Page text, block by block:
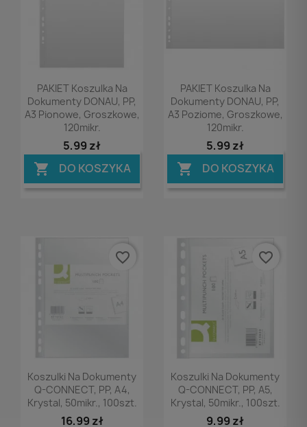
Podgląd
PAKIET Koszulka Na
Dokumenty DONAU, PP,
A3 Pionowe, Groszkowe,
120mikr.
5,99 zł
 DO KOSZYKA
Podgląd
PAKIET Koszulka Na
Dokumenty DONAU, PP,
A3 Poziome, Groszkowe,
120mikr.
5,99 zł
 DO KOSZYKA
 Podgląd
Koszulki Na Dokumenty
Q-CONNECT, PP, A4,
Krystal, 50mikr., 100szt.
16,99 zł
favorite_border
 Podgląd
Koszulki Na Dokumenty
Q-CONNECT, PP, A5,
Krystal, 50mikr., 100szt.
9,99 zł
favorite_border